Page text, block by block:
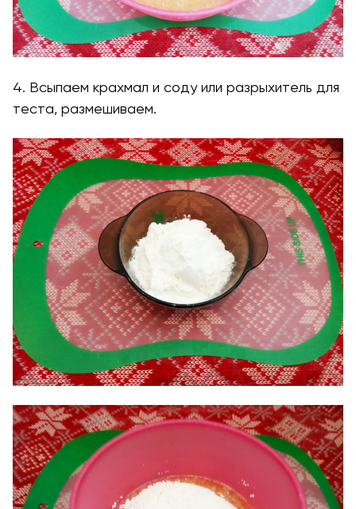
4. Всыпаем крахмал и соду или разрыхитель для
теста, размешиваем.